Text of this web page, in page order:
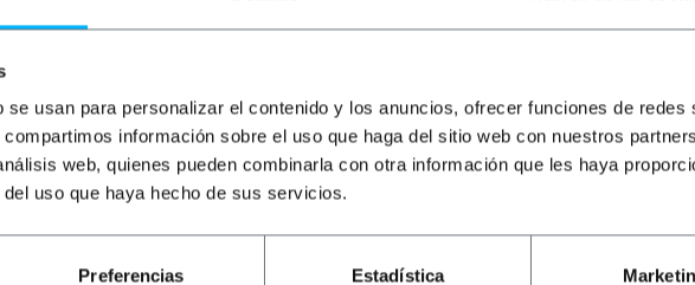
usan para personalizar el contenido y los anuncios, ofrecer funciones de redes
información sobre el uso que haga del sitio web con nuestros
web, quienes pueden combinarla con otra información que les haya
uso que haya hecho de sus servicios.
Preferencias Estadística
y embalados, listos para ser instalados.
de color blanco. Cumplen con las más exigentes normativas y estándares
7) y DIN41494.
x alto): 600x150x370mm.